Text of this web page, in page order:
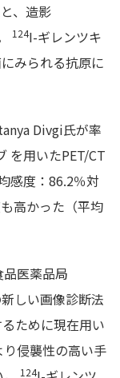
、造影
124I-ギレンツキ
みられる抗原に
Divgi氏が率
を用いたPET/CT
感度：86.2％対
高かった（平均
医薬品局
しい画像診断法
ために現在用い
侵襲性の高い手
124